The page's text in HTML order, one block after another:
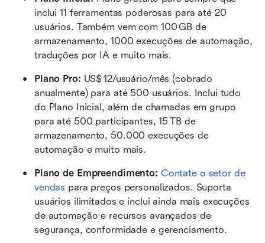
inclui 11 ferramentas poderosas para até 20
usuários. Também vem com 100 GB de
armazenamento, 1000 execuções de automação,
traduções por IA e muito mais.
Plano Pro: US$ 12/usuário/mês (cobrado
anualmente) para até 500 usuários. Inclui tudo
do Plano Inicial, além de chamadas em grupo
para até 500 participantes, 15 TB de
armazenamento, 50.000 execuções de
automação e muito mais.
Plano de Empreendimento: Contate o setor de
vendas para preços personalizados. Suporta
usuários ilimitados e inclui ainda mais execuções
de automação e recursos avançados de
segurança, conformidade e gerenciamento.